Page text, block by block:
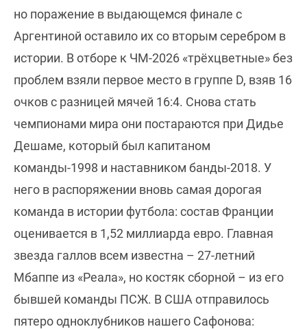
но поражение в выдающемся финале с
Аргентиной оставило их со вторым серебром в
истории. В отборе к ЧМ-2026 «трёхцветные» без
проблем взяли первое место в группе D, взяв 16
очков с разницей мячей 16:4. Снова стать
чемпионами мира они постараются при Дидье
Дешаме, который был капитаном
команды-1998 и наставником банды-2018. У
него в распоряжении вновь самая дорогая
команда в истории футбола: состав Франции
оценивается в 1,52 миллиарда евро. Главная
звезда галлов всем известна – 27-летний
Мбаппе из «Реала», но костяк сборной – из его
бывшей команды ПСЖ. В США отправилось
пятеро одноклубников нашего Сафонова: